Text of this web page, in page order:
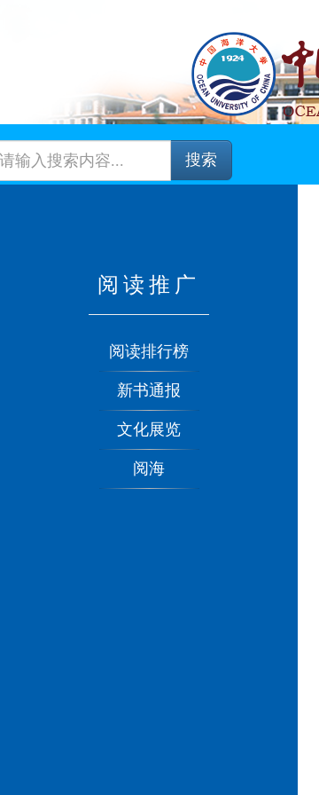
搜索
阅读推广
阅读排行榜
新书通报
文化展览
阅海